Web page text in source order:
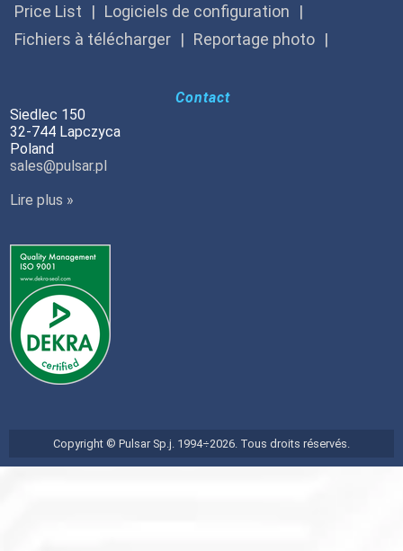
Price List
Logiciels de configuration
Fichiers à télécharger
Reportage photo
Contact
Siedlec 150
32-744 Lapczyca
Poland
sales@pulsar.pl
Lire plus »
Copyright © Pulsar Sp.j. 1994÷2026. Tous droits réservés.